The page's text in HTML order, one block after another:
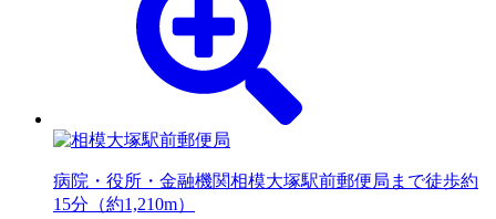
病院・役所・金融機関相模大塚駅前郵便局まで徒歩約
15分（約1,210m）